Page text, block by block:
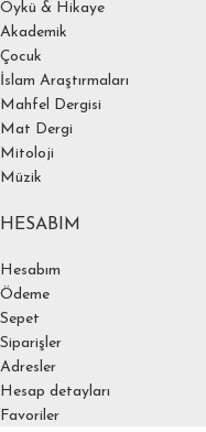
Öykü & Hikaye
Akademik
Çocuk
İslam Araştırmaları
Mahfel Dergisi
Mat Dergi
Mitoloji
Müzik
HESABIM
Hesabım
Ödeme
Sepet
Siparişler
Adresler
Hesap detayları
Favoriler